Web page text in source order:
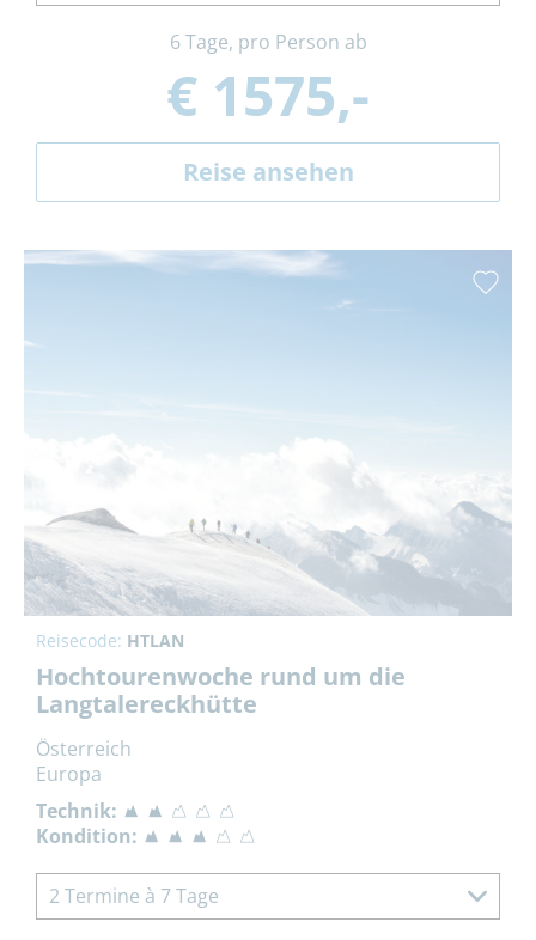
6 Tage, pro Person ab
€ 1575,-
Reise ansehen
Reisecode: HTLAN
Hochtourenwoche rund um die
Langtalereckhütte
Österreich
Europa
Technik:
Kondition:
2 Termine à 7 Tage